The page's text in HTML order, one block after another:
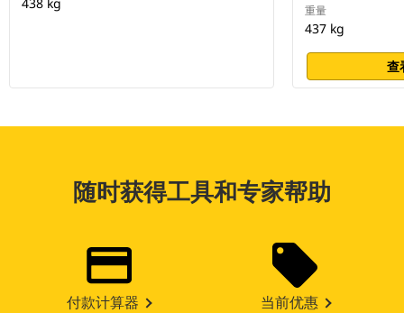
438 kg 重量
437 kg
查
随时获得工具和专家帮助
付款计算器 当前优惠